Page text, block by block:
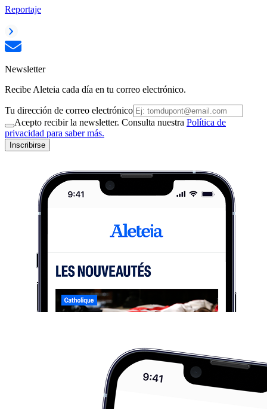
Reportaje
Newsletter
Recibe Aleteia cada día en tu correo electrónico.
Tu dirección de correo electrónico
Acepto recibir la newsletter. Consulta nuestra Política de
privacidad para saber más.
Inscribirse